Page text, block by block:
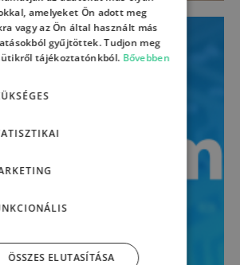
amelyeket Ön adott meg
vagy az Ön által használt más
gyűjtöttek. Tudjon meg
tájékoztatónkból. Bővebben
ÖSSZES ELUTASÍTÁSA